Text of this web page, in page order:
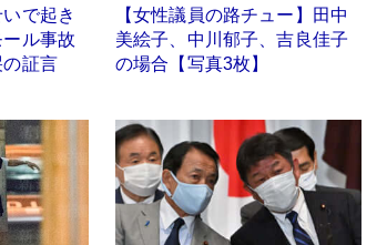
で起き
ル事故
の証言
【女性議員の路チュー】田中
美絵子、中川郁子、吉良佳子
の場合【写真3枚】